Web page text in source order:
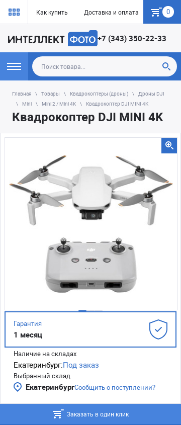
Как купить Доставка и оплата Гарантия
0
+7 (343) 350-22-33
Главная Товары Квадрокоптеры (дроны)
Дроны DJI
Mini
Mini 2 / Mini 4K Квадрокоптер DJI MINI 4K
Квадрокоптер DJI MINI 4K
Гарантия
1 месяц
Наличие на складах
Екатеринбург:Под заказ
Выбранный склад
ЕкатеринбургСообщить о поступлении?
Заказать в один клик